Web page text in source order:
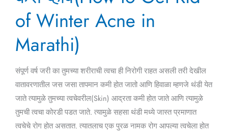
of Winter Acne in
Marathi)
संपूर्ण वर्ष जरी का तुमच्या शरीराची त्वचा ही निरोगी राहत असली तरी देखील
वातावरणातील जस जसा तापमान कमी होत जातो आणि हिवाळा म्हणजे थंडी येत
जाते त्यामुळे तुमच्या त्वचेवरील(Skin) आद्रता कमी होत जाते आणि त्यामुळे
तुमची त्वचा कोरडी पडत जाते. त्यामुळे सहसा थंडी मध्ये जास्त प्रमाणात
त्वचेचे रोग होत असतात. त्यातलाच एक पुरळ नामक रोग आपल्या त्वचेला होत
व्हावे(How
to
Get
Rid
of
Winter
Acne
in
Marathi)